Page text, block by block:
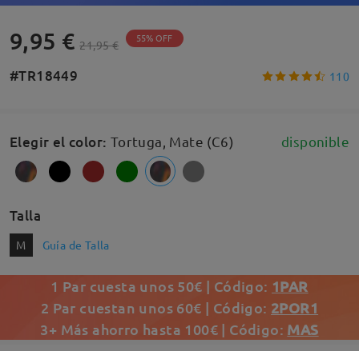
9,95 € 21,95 € 55% OFF
#TR18449 110
Elegir el color: Tortuga, Mate (C6) disponible
Talla
M Guía de Talla
1 Par cuesta unos 50€ | Código: 1PAR
2 Par cuestan unos 60€ | Código: 2POR1
3+ Más ahorro hasta 100€ | Código: MAS